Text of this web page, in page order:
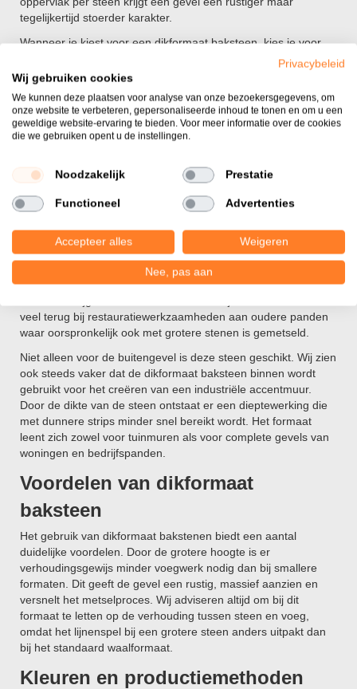
tegelijkertijd stoerder karakter.
Wanneer je kiest voor een dikformaat baksteen, kies je voor
een product dat historisch gezien veel werd toegepast in de
Nederlandse woningbouw. Wij merken dat deze maatvoering
men een massieve uitstraling wil creëren. Inonze showtuin in
Bergharenkun je de verschillende texturen en formaten in het
echt bekijken om te zien wat het beste bij jouw project past.
Toepassingen van dikformaat
baksteen
ingezet. Vanwege de robuuste afmetingen is het een
veelgekozen gevelsteen voor landelijke woningen, boerderijen
en herenhuizen. Het formaat vult grote geveloppervlakken op
een natuurlijke manier in, zonder dat het voegwerk de
veel terug bij restauratiewerkzaamheden aan oudere panden
waar oorspronkelijk ook met grotere stenen is gemetseld.
Niet alleen voor de buitengevel is deze steen geschikt. Wij zien
ook steeds vaker dat de dikformaat baksteen binnen wordt
gebruikt voor het creëren van een industriële accentmuur.
Door de dikte van de steen ontstaat er een dieptewerking die
met dunnere strips minder snel bereikt wordt. Het formaat
leent zich zowel voor tuinmuren als voor complete gevels van
woningen en bedrijfspanden.
Voordelen van dikformaat
baksteen
Het gebruik van dikformaat bakstenen biedt een aantal
duidelijke voordelen. Door de grotere hoogte is er
verhoudingsgewijs minder voegwerk nodig dan bij smallere
formaten. Dit geeft de gevel een rustig, massief aanzien en
versnelt het metselproces. Wij adviseren altijd om bij dit
formaat te letten op de verhouding tussen steen en voeg,
omdat het lijnenspel bij een grotere steen anders uitpakt dan
bij het standaard waalformaat.
Kleuren en productiemethoden
Privacybeleid
Wij gebruiken cookies
We kunnen deze plaatsen voor analyse van onze bezoekersgegevens, om
onze website te verbeteren, gepersonaliseerde inhoud te tonen en om u een
geweldige website-ervaring te bieden. Voor meer informatie over de cookies
die we gebruiken opent u de instellingen.
Noodzakelijk Prestatie
Functioneel Advertenties
Accepteer alles Weigeren
Nee, pas aan